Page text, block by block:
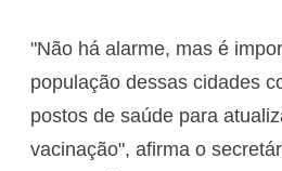
"Não há alarme, mas é
população dessas cidades
postos de saúde para
vacinação", afirma o